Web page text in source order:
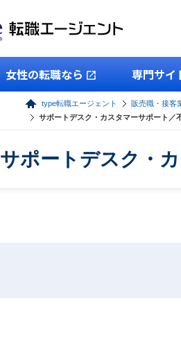
女性の転職なら 専門サイ
type転職エージェント 販売職・接客
サポートデスク・カスタマーサポート／
サポートデスク・